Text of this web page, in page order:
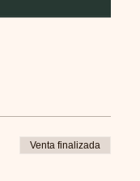
Venta finalizada